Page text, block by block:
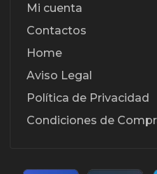
Mi cuenta
Contactos
Home
Aviso Legal
Política de Privacidad
Condiciones de